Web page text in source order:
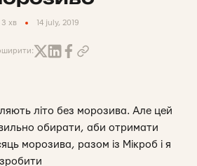
3 хв 14 july, 2019
літо без морозива. Але цей
обирати, аби отримати
морозива, разом із Мікроб і я